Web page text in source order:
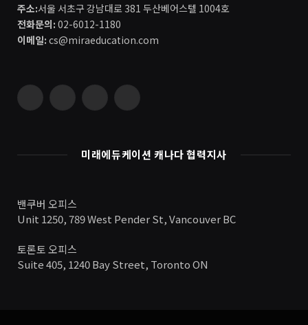
주소:서울 서초구 강남대로 381 두산베어스텔 1004호
전화문의: 02-6012-1180
이메일: cs@miraeducation.com
InstagramVimeo YouTube RSS
미래에듀케이션 캐나다 협력지사
밴쿠버 오피스
Unit 1250, 789 West Pender St, Vancouver BC
토론토 오피스
Suite 405, 1240 Bay Street, Toronto ON